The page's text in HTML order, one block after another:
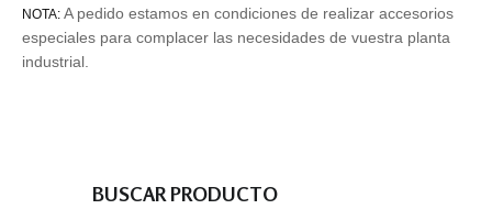
NOTA: A pedido estamos en condiciones de realizar accesorios
especiales para complacer las necesidades de vuestra planta
industrial.
BUSCAR PRODUCTO